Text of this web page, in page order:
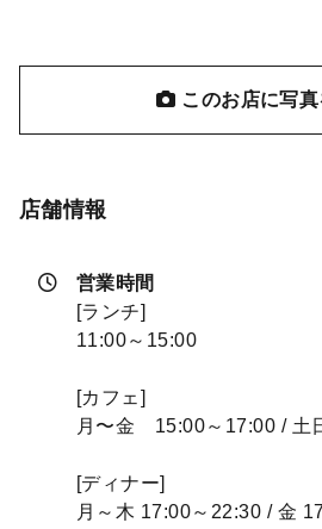
このお店に写
店舗情報
営業時間
[ランチ]
11:00～15:00
[カフェ]
月〜金 15:00～17:00 /
[ディナー]
月～木 17:00～22:30 / 金